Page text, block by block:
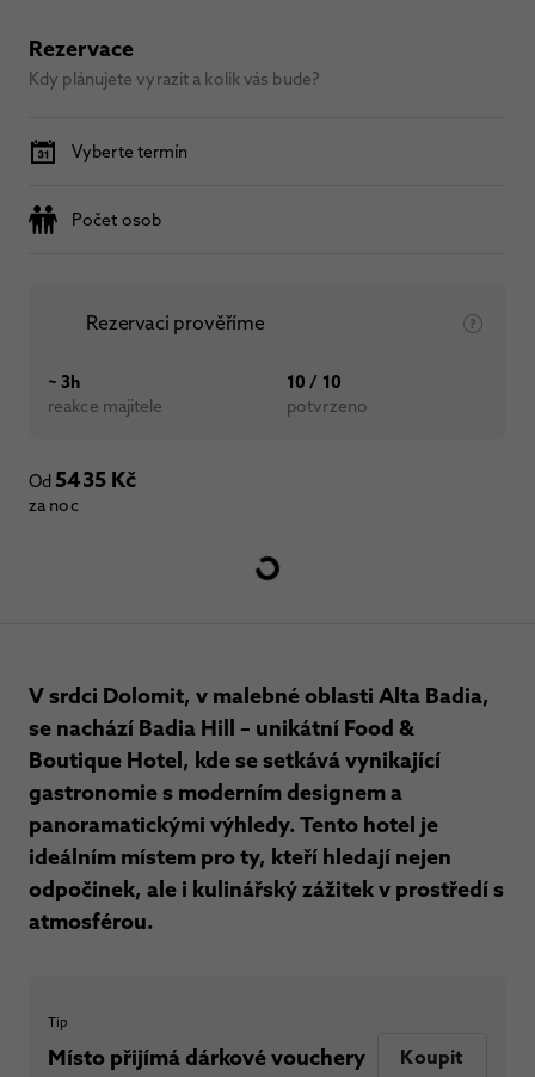
Rezervace
Kdy plánujete vyrazit a kolik vás bude?
Vyberte termín
Počet osob
Rezervaci prověříme
~ 3h
reakce majitele
10 / 10
potvrzeno
Od 5435 Kč
za noc
V srdci Dolomit, v malebné oblasti Alta Badia,
se nachází Badia Hill – unikátní Food &
Boutique Hotel, kde se setkává vynikající
gastronomie s moderním designem a
panoramatickými výhledy. Tento hotel je
ideálním místem pro ty, kteří hledají nejen
odpočinek, ale i kulinářský zážitek v prostředí s
atmosférou.
Tip
Místo přijímá dárkové vouchery Koupit